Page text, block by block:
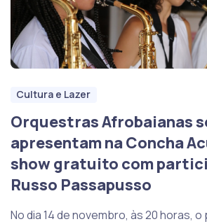
Cultura e Lazer
Orquestras Afrobaianas
apresentam na Concha
show gratuito com
Russo Passapusso
No dia 14 de novembro, às 20 horas,